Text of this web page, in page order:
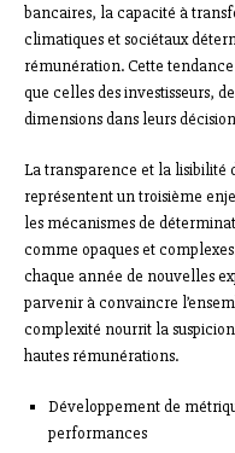
bancaires, la capacité à
climatiques et sociétaux
rémunération. Cette
que celles des investisseurs,
dimensions dans leurs
La transparence et la lisibilité
représentent un troisième
les mécanismes de
comme opaques et
chaque année de nouvelles
parvenir à convaincre
complexité nourrit la
hautes rémunérations.
Développement de
performances